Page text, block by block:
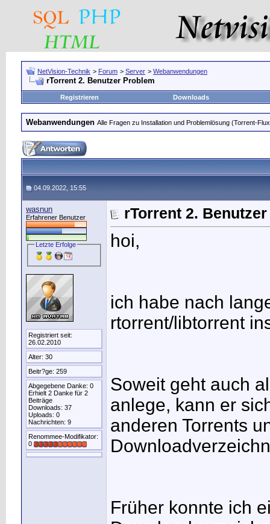
NetVision-Technik > Forum > Server > Webanwendungen
rTorrent 2. Benutzer Problem
Registrieren Downloads
Webanwendungen Alle Fragen zu Installation und Problemlösung (Torrent-
04.09.2022, 15:55
wasnun
Erfahrener Benutzer
Letzte Erfolge
Registriert seit:
26.02.2010
Alter: 30
Beitr?ge: 259
Abgegebene Danke: 0
Erhielt 2 Danke für 2
Beiträge
Downloads: 37
Uploads: 0
Nachrichten: 9
Renommee-Modifikator:
0
rTorrent 2.
hoi,
ich habe nach
rtorrent/libtorrent
Soweit geht auch
anlege, kann er
anderen Torrents
Früher konnte ich